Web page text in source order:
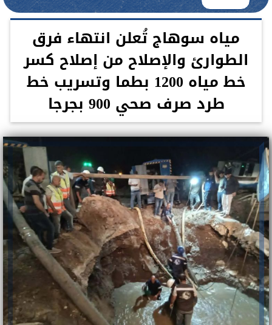
مياه سوهاج تُعلن انتهاء فرق
الطوارئ والإصلاح من إصلاح كسر
خط مياه 1200 بطما وتسريب خط
طرد صرف صحي 900 بجرجا